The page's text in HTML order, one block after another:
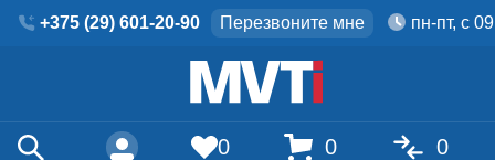
+375 (29) 601-20-90 Перезвоните мне пн-пт, с
0 0 0